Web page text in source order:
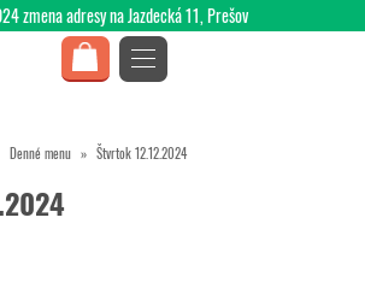
Denné menu Štvrtok 12.12.2024
zmena adresy na Jazdecká 11, Prešov